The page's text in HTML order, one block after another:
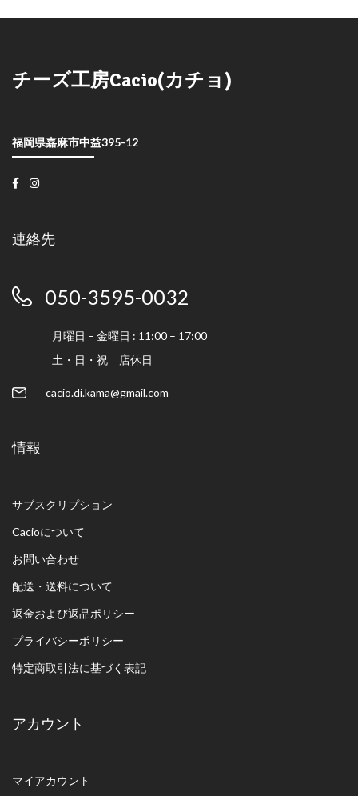
チーズ工房Cacio(カチョ)
福岡県嘉麻市中益395-12
連絡先
050-3595-0032
月曜日 – 金曜日 : 11:00 – 17:00
土・日・祝 店休日
cacio.di.kama@gmail.com
情報
サブスクリプション
Cacioについて
お問い合わせ
配送・送料について
返金および返品ポリシー
プライバシーポリシー
特定商取引法に基づく表記
アカウント
マイアカウント